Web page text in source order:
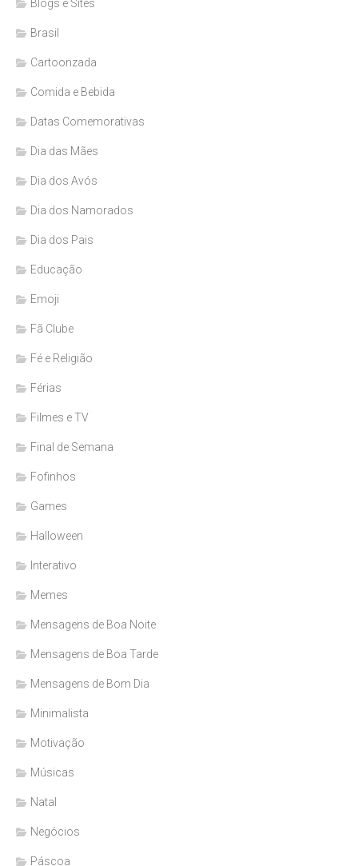
Blogs e Sites
Brasil
Cartoonzada
Comida e Bebida
Datas Comemorativas
Dia das Mães
Dia dos Avós
Dia dos Namorados
Dia dos Pais
Educação
Emoji
Fã Clube
Fé e Religião
Férias
Filmes e TV
Final de Semana
Fofinhos
Games
Halloween
Interativo
Memes
Mensagens de Boa Noite
Mensagens de Boa Tarde
Mensagens de Bom Dia
Minimalista
Motivação
Músicas
Natal
Negócios
Páscoa